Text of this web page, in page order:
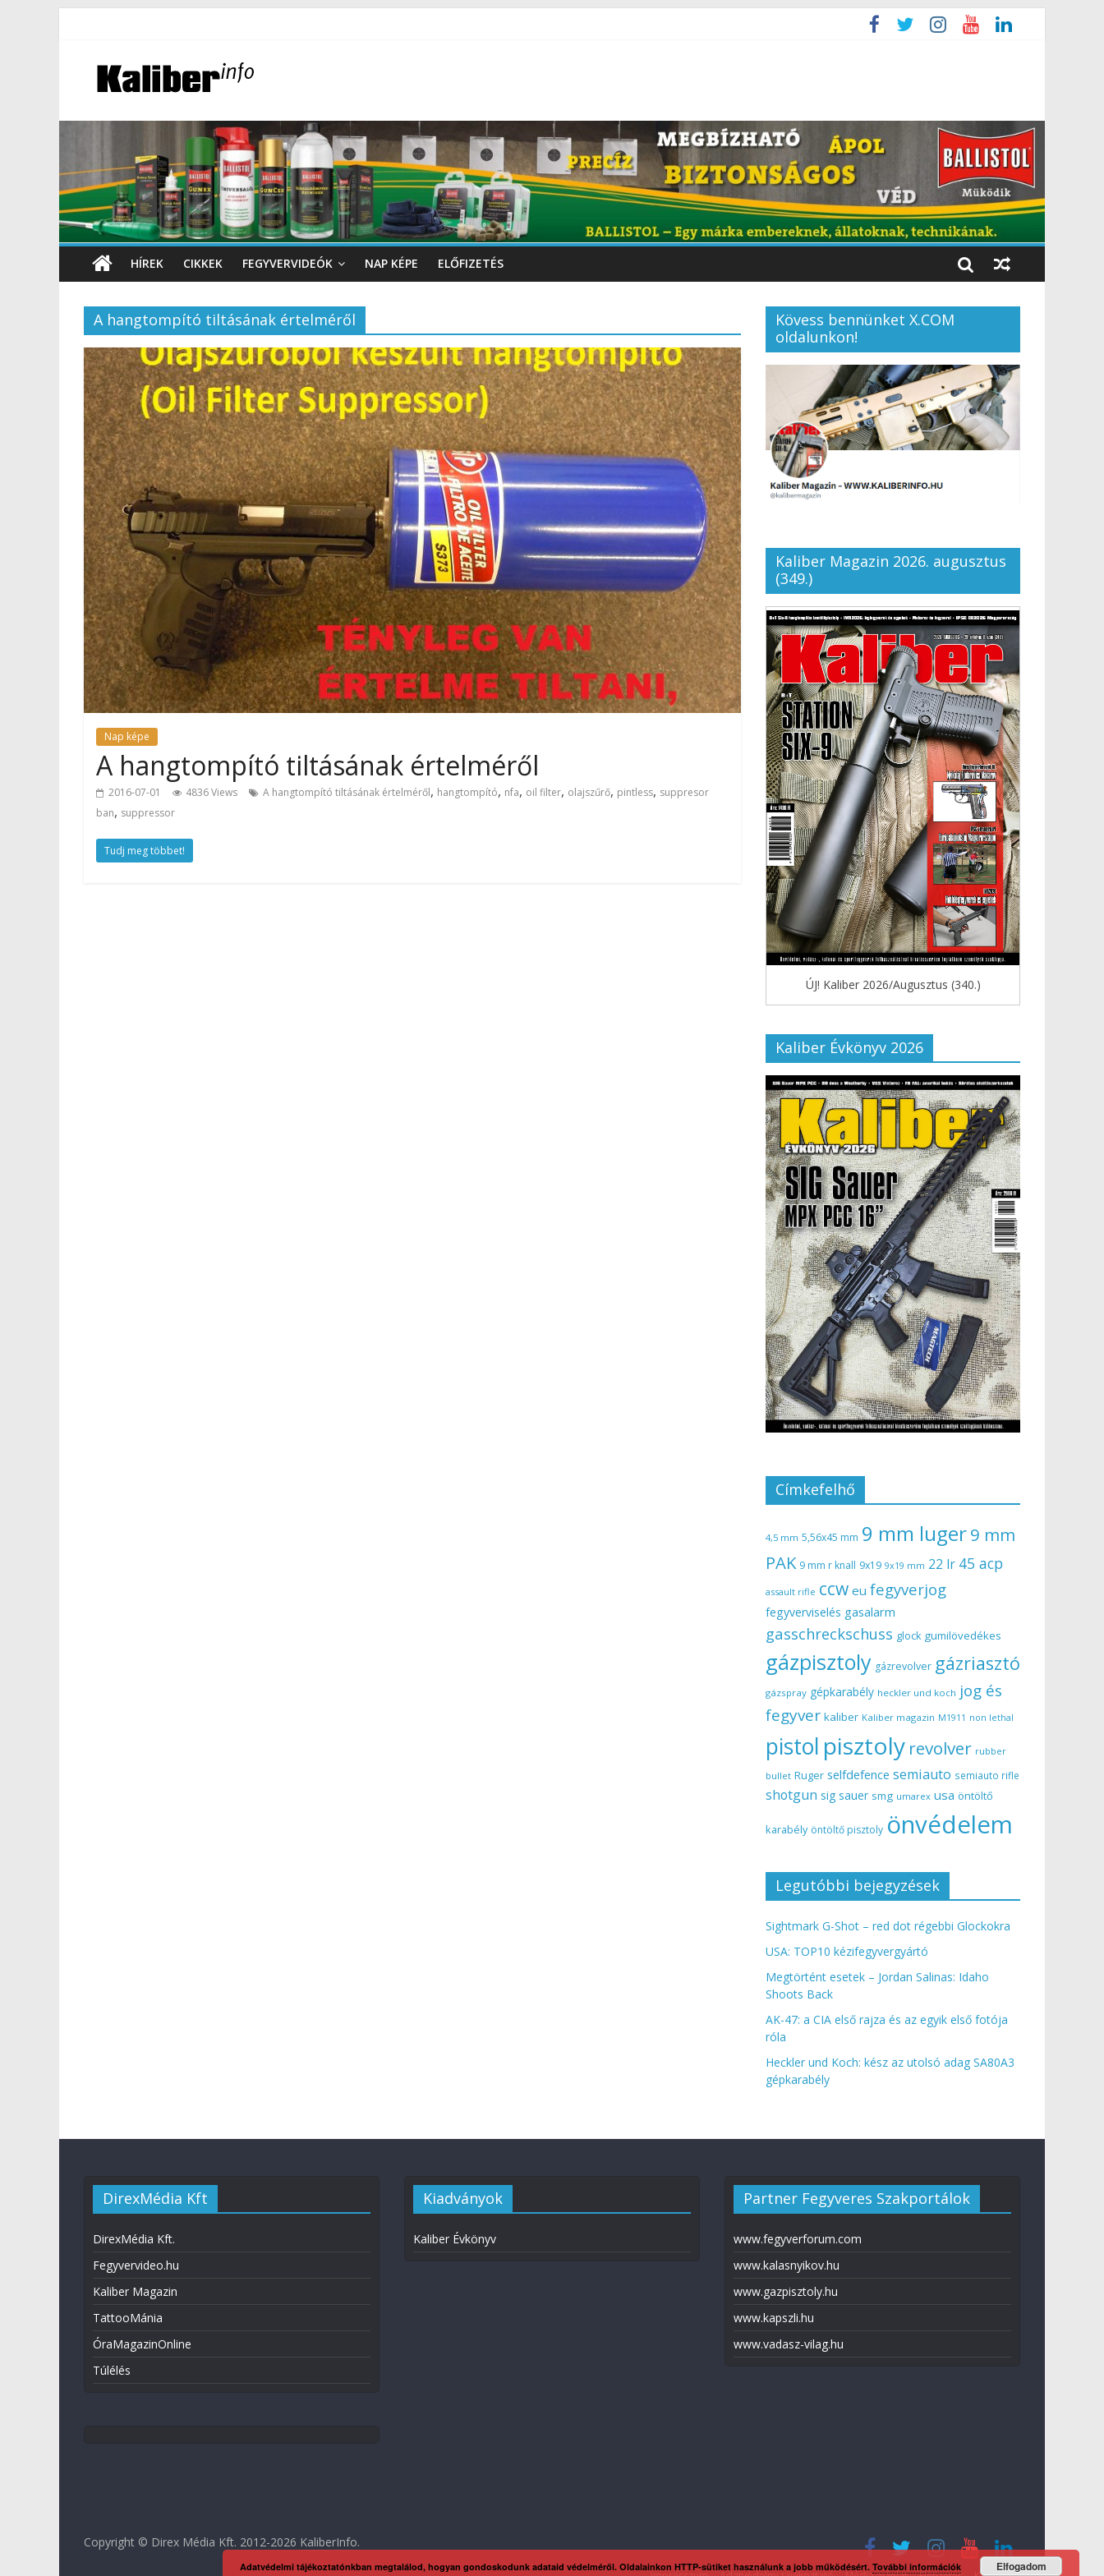
HÍREK CIKKEK FEGYVERVIDEÓK NAP KÉPE ELŐFIZETÉS
A hangtompító tiltásának értelméről
Nap képe
A hangtompító tiltásának értelméről
2016-07-01 4836 Views A hangtompító tiltásának értelméről, hangtompító, nfa, oil filter, olajszűrő, pintless, suppresor
ban, suppressor
Tudj meg többet!
Kövess bennünket X.COM
oldalunkon!
Kaliber Magazin 2026. augusztus
(349.)
ÚJ! Kaliber 2026/Augusztus (340.)
Kaliber Évkönyv 2026
Címkefelhő
4,5 mm 5,56x45 mm 9 mm luger9 mm
PAK 9 mm r knall 9x19 9x19 mm 22 lr 45 acp
assault rifle ccw eu fegyverjog
fegyverviselés gasalarm
gasschreckschuss glock gumilövedékes
gázpisztoly gázrevolver gázriasztó
gázspray gépkarabély heckler und koch jog és
fegyver kaliber Kaliber magazin M1911 non lethal
pistol pisztoly revolver rubber
bullet Ruger selfdefence semiauto semiauto rifle
shotgun sig sauer smg umarex usa öntöltő
karabély öntöltő pisztoly önvédelem
Legutóbbi bejegyzések
Sightmark G-Shot – red dot régebbi Glockokra
USA: TOP10 kézifegyvergyártó
Megtörtént esetek – Jordan Salinas: Idaho
Shoots Back
AK-47: a CIA első rajza és az egyik első fotója
róla
Heckler und Koch: kész az utolsó adag SA80A3
gépkarabély
DirexMédia Kft
DirexMédia Kft.
Fegyvervideo.hu
Kaliber Magazin
TattooMánia
ÓraMagazinOnline
Túlélés
Kiadványok
Kaliber Évkönyv
Partner Fegyveres Szakportálok
www.fegyverforum.com
www.kalasnyikov.hu
www.gazpisztoly.hu
www.kapszli.hu
www.vadasz-vilag.hu
Copyright © Direx Média Kft. 2012-2026 KaliberInfo.
Adatvédelmi tájékoztatónkban megtalálod, hogyan gondoskodunk adataid védelméről. Oldalainkon HTTP-sütiket használunk a jobb működésért. További információk Elfogadom